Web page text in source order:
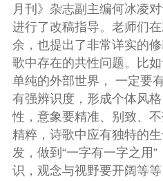
月刊》杂志副主编何冰凌
进行了改稿指导。老师们
余，也提出了非常详实的
歌中存在的共性问题。比如
单纯的外部世界， 一定要
有强辨识度，形成个体风
性，意象要精准、别致、不
精粹，诗歌中应有独特的
发，做到“一字有一字之用
识，观念与视野要开阔等